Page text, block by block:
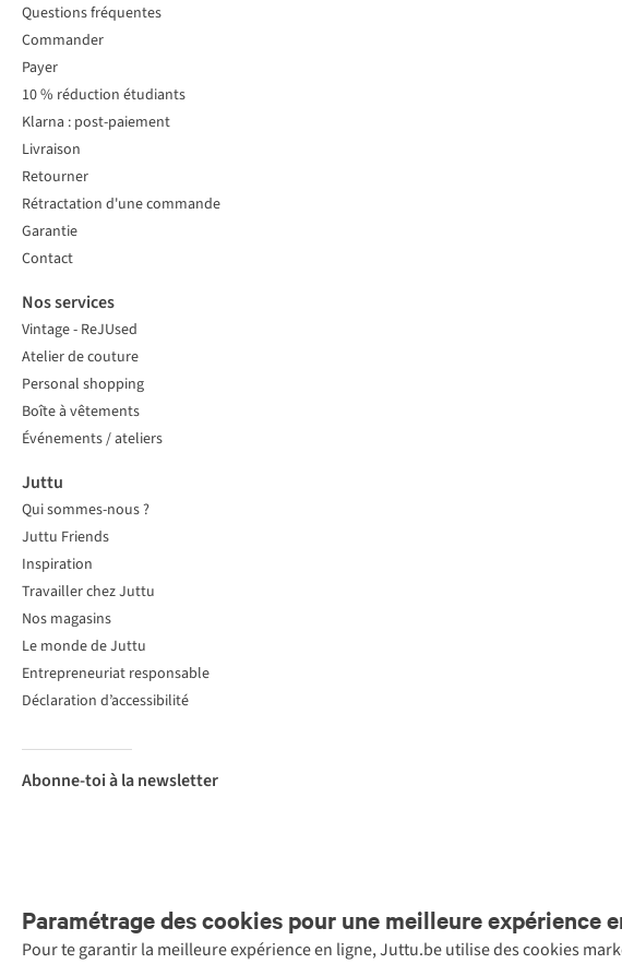
Paramétrage des cookies pour une meilleure expérience
Pour te garantir la meilleure expérience en ligne, Juttu.be utilise des cookies
Questions fréquentes
Commander
Payer
10 % réduction étudiants
Klarna : post-paiement
Livraison
Retourner
Rétractation d'une commande
Garantie
Contact
Nos services
Vintage - ReJUsed
Atelier de couture
Personal shopping
Boîte à vêtements
Événements / ateliers
Juttu
Qui sommes-nous ?
Juttu Friends
Inspiration
Travailler chez Juttu
Nos magasins
Le monde de Juttu
Entrepreneuriat responsable
Déclaration d’accessibilité
Abonne-toi à la newsletter
Mentions légales